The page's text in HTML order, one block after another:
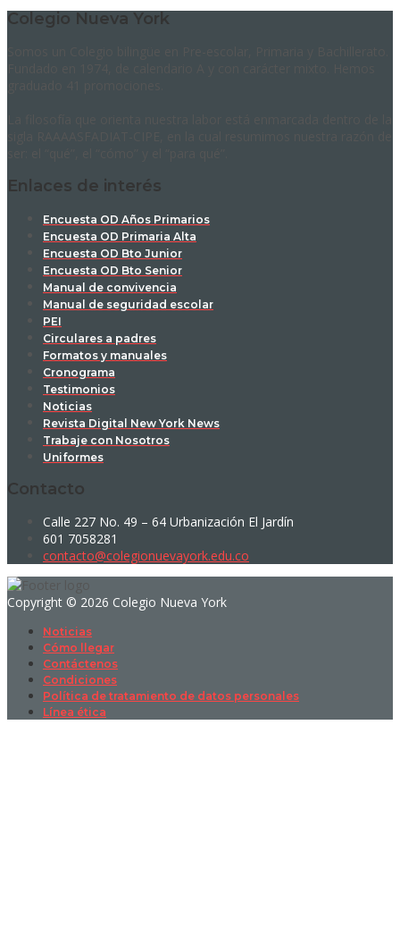
Colegio Nueva York
Enlaces de interés
Encuesta OD Años Primarios
Encuesta OD Primaria Alta
Encuesta OD Bto Junior
Encuesta OD Bto Senior
Manual de convivencia
Manual de seguridad escolar
PEI
Circulares a padres
Formatos y manuales
Cronograma
Testimonios
Noticias
Revista Digital New York News
Trabaje con Nosotros
Uniformes
Contacto
Calle 227 No. 49 – 64 Urbanización El Jardín
601 7058281
contacto@colegionuevayork.edu.co
Copyright © 2026 Colegio Nueva York
Noticias
Cómo llegar
Contáctenos
Condiciones
Política de tratamiento de datos personales
Línea ética